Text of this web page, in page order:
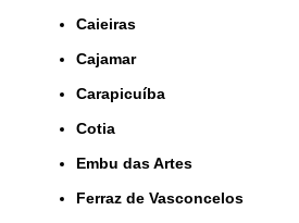
Caieiras
Cajamar
Carapicuíba
Cotia
Embu das Artes
Ferraz de Vasconcelos